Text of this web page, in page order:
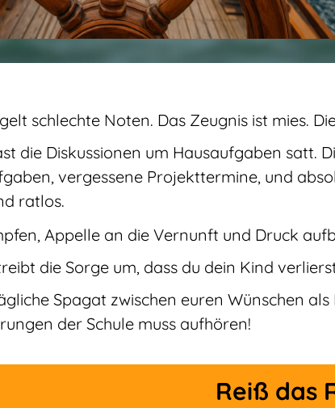
schlechte Noten. Das Zeugnis ist mies.
die Diskussionen um Hausaufgaben satt.
vergessene Projekttermine, und
ratlos.
Appelle an die Vernunft und Druck
die Sorge um, dass du dein Kind
Spagat zwischen euren Wünschen
der Schule muss aufhören!
Reiß das